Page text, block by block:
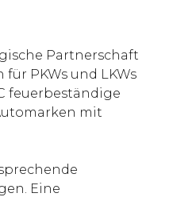
Partnerschaft
PKWs und LKWs
feuerbeständige
mit
Eine